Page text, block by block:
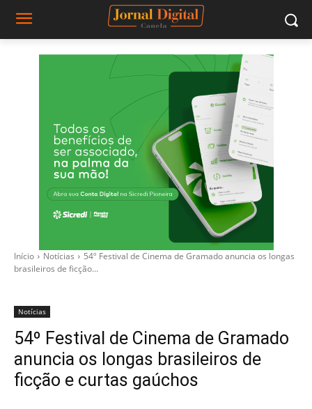
Início Notícias
54º Festival de Cinema de Gramado anuncia os longas
brasileiros de ficção...
Notícias
54º Festival de Cinema de Gramado
anuncia os longas brasileiros de
ficção e curtas gaúchos